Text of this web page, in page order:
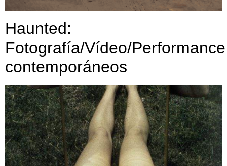
Haunted:
Fotografía/Vídeo/Performance
contemporáneos